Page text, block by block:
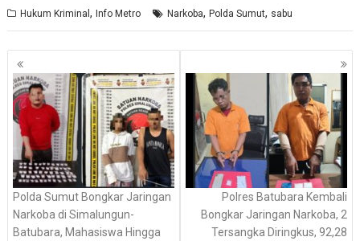
Hukum Kriminal,Info Metro Narkoba,Polda Sumut, sabu
Navigasi
pos
Polda Sumut Bongkar Jaringan
Narkoba di Simalungun-
Batubara, Mahasiswa Hingga
Polres Batubara Kembali
Bongkar Jaringan Narkoba, 2
Tersangka Diringkus, 92,28